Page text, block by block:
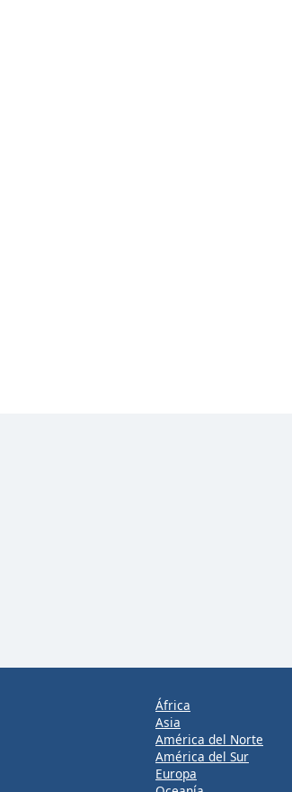
África
Asia
América del Norte
América del Sur
Europa